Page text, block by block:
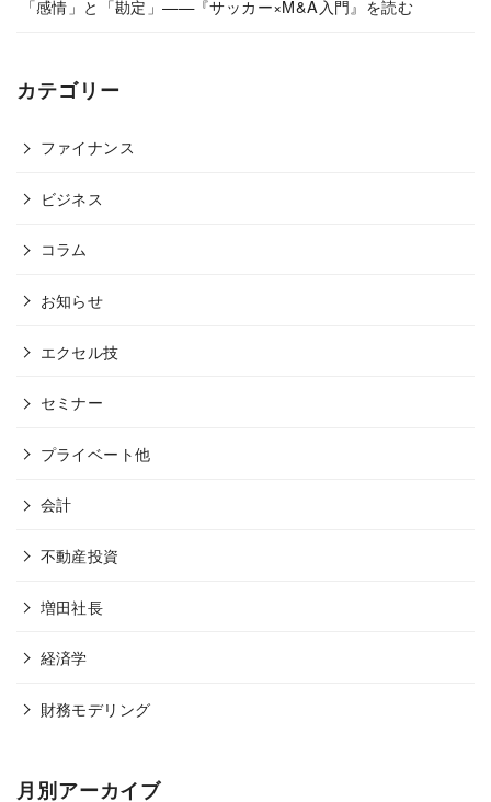
「感情」と「勘定」——『サッカー×M&A入門』を読む
カテゴリー
ファイナンス
ビジネス
コラム
お知らせ
エクセル技
セミナー
プライベート他
会計
不動産投資
増田社長
経済学
財務モデリング
月別アーカイブ